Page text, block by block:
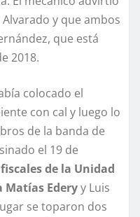
y que ambos
que está
2018.
colocado el
con cal y luego lo
de la banda de
el 19 de
de la Unidad
Matías Ederyy Luis
se toparon dos